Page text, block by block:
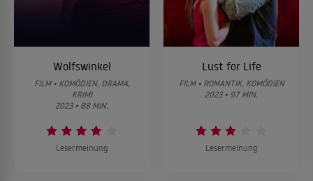
Wolfswinkel
FILM • KOMÖDIEN, DRAMA,
KRIMI
2023 • 88 MIN.
Lesermeinung
Lust for Life
FILM • ROMANTIK, KOMÖDIEN
2023 • 97 MIN.
Lesermeinung